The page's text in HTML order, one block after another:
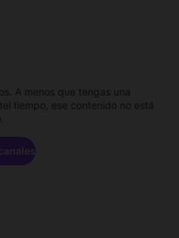
A menos que tengas una
tiempo, ese contenido no está